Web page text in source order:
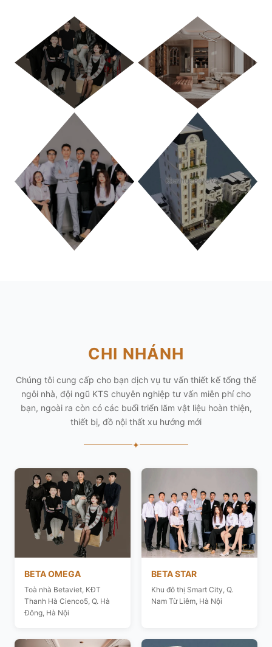
TP. HỒ CHÍ MINH
CHI NHÁNH
Chúng tôi cung cấp cho bạn dịch vụ tư vấn thiết kế tổng thể
ngôi nhà, đội ngũ KTS chuyên nghiệp tư vấn miễn phí cho
bạn, ngoài ra còn có các buổi triển lãm vật liệu hoàn thiện,
thiết bị, đồ nội thất xu hướng mới
✦
BETA OMEGA
Toà nhà Betaviet, KĐT
Thanh Hà Cienco5, Q. Hà
Đông, Hà Nội
BETA STAR
Khu đô thị Smart City, Q.
Nam Từ Liêm, Hà Nội